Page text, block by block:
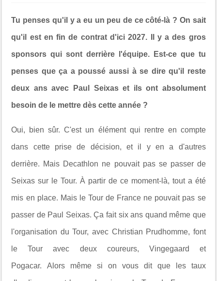
Tu penses qu'il y a eu un peu de ce côté-là ? On sait
qu'il est en fin de contrat d'ici 2027. Il y a des gros
sponsors qui sont derrière l'équipe. Est-ce que tu
penses que ça a poussé aussi à se dire qu'il reste
deux ans avec Paul Seixas et ils ont absolument
besoin de le mettre dès cette année ?
Oui, bien sûr. C'est un élément qui rentre en compte
dans cette prise de décision, et il y en a d'autres
derrière. Mais Decathlon ne pouvait pas se passer de
Seixas sur le Tour. À partir de ce moment-là, tout a été
mis en place. Mais le Tour de France ne pouvait pas se
passer de Paul Seixas. Ça fait six ans quand même que
l'organisation du Tour, avec Christian Prudhomme, font
le Tour avec deux coureurs, Vingegaard et
Pogacar. Alors même si on vous dit que les taux